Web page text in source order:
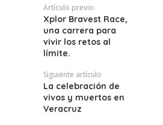
Artículo previo
Xplor Bravest Race,
una carrera para
vivir los retos al
límite.
Siguiente artículo
La celebración de
vivos y muertos en
Veracruz